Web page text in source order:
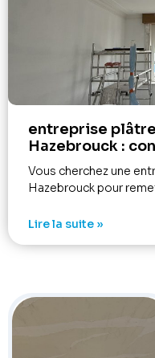
entreprise
Hazebrouck :
Vous cherchez une
Hazebrouck pour
Lire la suite »